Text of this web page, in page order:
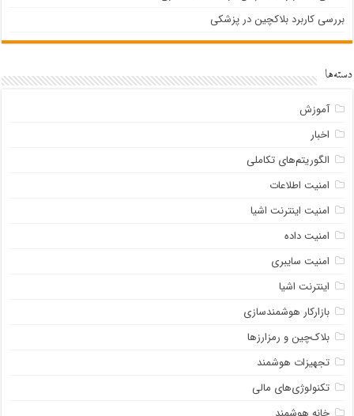
بررسی کاربرد بلاکچین در پزشکی
دسته‌ها
آموزش
اخبار
الگوریتم‌های تکاملی
امنیت اطلاعات
امنیت اینترنت اشیا
امنیت داده
امنیت سایبری
اینترنت اشیا
بازارکار هوشمندسازی
بلاک‌چین و رمزارزها
تجهیزات هوشمند
تکنولوژی‌های مالی